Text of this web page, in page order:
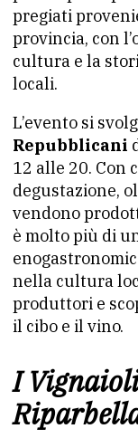
pregiati
provincia, con
cultura e la
locali.
L’evento si
Repubblicani
12 alle 20. Con
degustazione,
vendono
è molto più di
nella cultura
produttori e
il cibo e il vino.
I